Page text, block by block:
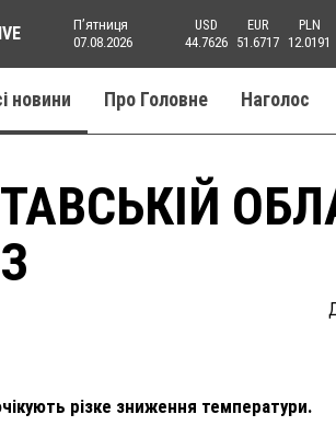
Пʼятниця
07.08.2026
USD
44.7626
EUR
51.6717
PLN
12.0191
новини Про Головне Наголос
різке зниження температури.